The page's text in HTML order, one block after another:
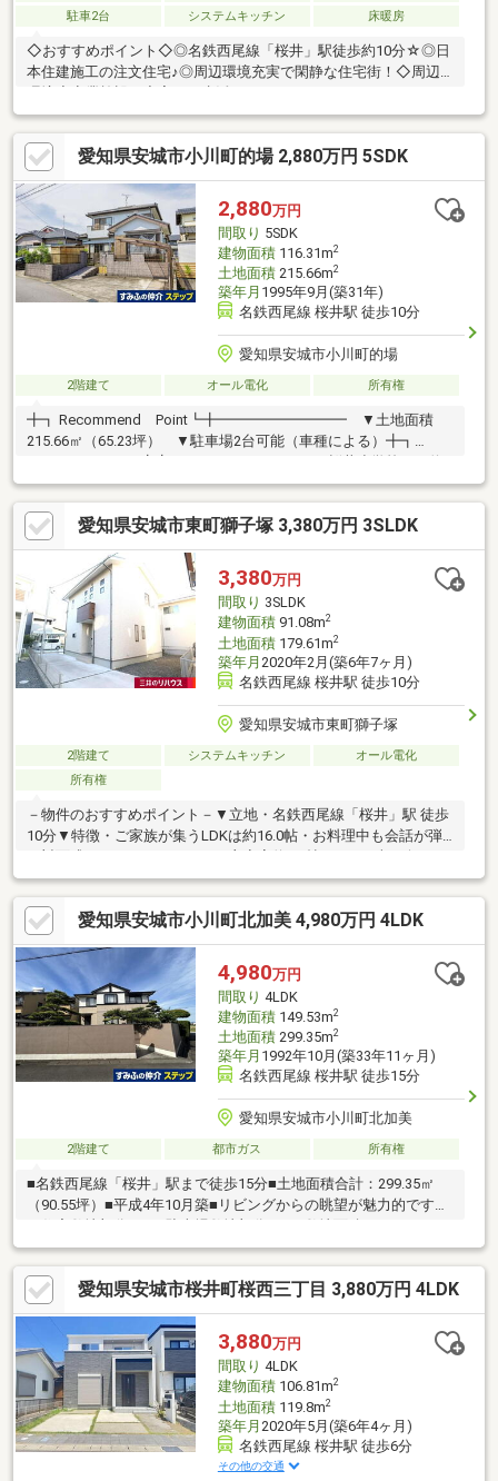
駐車2台
システムキッチン 床暖房
◇おすすめポイント◇◎名鉄西尾線「桜井」駅徒歩約10分☆◎日
本住建施工の注文住宅♪◎周辺環境充実で閑静な住宅街！◇周辺
安城桜井店まで徒歩4分(約250m)・ローソン安城桜井町店まで徒
歩5分(約400m)・ウエルシア安城桜井町店まで徒歩7分(約500m)・
アピタ安城南店まで徒歩12分(約900m)・安城学園 愛知学泉短期大
学附属桜井幼稚園まで徒歩4分(約250m)・碧海信用金庫 桜井支店
まで徒歩10分(約750m)・桜井郵便局まで徒歩8分(約600m)・姫西
せせらぎ公園まで徒歩3分(約180m)
愛知県安城市小川町的場 2,880万円 5SDK
2,880万円
間取り 5SDK
建物面積116.31m2
土地面積215.66m2
築年月 1995年9月(築31年)
名鉄西尾線 桜井駅 徒歩10分
愛知県安城市小川町的場
2階建て オール電化 所有権
╋┓ Recommend Point┗╋━━━━━━━━━ ▼土地面積
215.66㎡（65.23坪） ▼駐車場2台可能（車種による）╋┓
900ｍ（徒歩12分） ▼桜井中学校まで約270ｍ（徒歩4分） ▼
桜井中央公園まで約190ｍ（徒歩3分） ▼ミニストップ安城碧海
桜井店まで約560ｍ（徒歩7分） ▼スギドラッグ桜井南店まで約
860ｍ（徒歩11分）
愛知県安城市東町獅子塚 3,380万円 3SLDK
3,380万円
間取り 3SLDK
建物面積91.08m2
土地面積179.61m2
築年月 2020年2月(築6年7ヶ月)
名鉄西尾線 桜井駅 徒歩10分
愛知県安城市東町獅子塚
2階建て システムキッチン
オール電化
所有権
－物件のおすすめポイント－▼立地・名鉄西尾線「桜井」駅 徒歩
10分▼特徴・ご家族が集うLDKは約16.0帖・お料理中も会話が弾
ルコニー付・納戸はカウンターや窓付で多目的に活用可能・2台駐
車可能(車種による)、前面道路幅員は約6.0mの広さ▼設備・太陽
光発電システム(3.96KW)・IHクッキングヒーター・各階に温水洗
浄便座付トイレ有▼周辺環境・城山公園 徒歩8分(約600m)■ ご希
望の住まい探しをお手伝いします ━━━━━・・・物件の詳細・
ご相談はお気軽にお問い合わせください。
愛知県安城市小川町北加美 4,980万円 4LDK
4,980万円
間取り 4LDK
建物面積149.53m2
土地面積299.35m2
築年月 1992年10月(築33年11ヶ月)
名鉄西尾線 桜井駅 徒歩15分
愛知県安城市小川町北加美
2階建て 都市ガス 所有権
■名鉄西尾線「桜井」駅まで徒歩15分■土地面積合計：299.35㎡
（90.55坪）■平成4年10月築■リビングからの眺望が魅力的です
（67.86坪） B:75㎡（22.68坪）接道等/北西側公道 幅員約4.5m
間口約11.5mAとBはそれぞれ隣接していないため一体としての利
用はできませんが、一括での売却となります。
愛知県安城市桜井町桜西三丁目 3,880万円 4LDK
3,880万円
間取り 4LDK
建物面積106.81m2
土地面積119.8m2
築年月 2020年5月(築6年4ヶ月)
名鉄西尾線 桜井駅 徒歩6分
その他の交通